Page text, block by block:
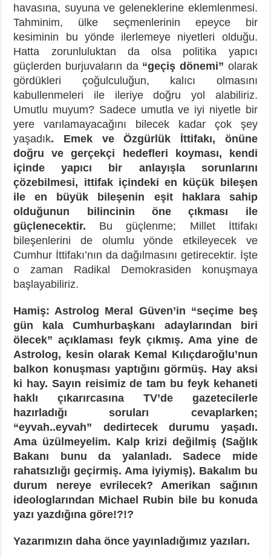
havasına, suyuna ve geleneklerine eklemlenmesi.
Tahminim, ülke seçmenlerinin epeyce bir
kesiminin bu yönde ilerlemeye niyetleri olduğu.
Hatta zorunluluktan da olsa politika yapıcı
güçlerden burjuvaların da “geçiş dönemi” olarak
gördükleri çoğulculuğun, kalıcı olmasını
kabullenmeleri ile ileriye doğru yol alabiliriz.
Umutlu muyum? Sadece umutla ve iyi niyetle bir
yere varılamayacağını bilecek kadar çok şey
yaşadık. Emek ve Özgürlük İttifakı, önüne
doğru ve gerçekçi hedefleri koyması, kendi
içinde yapıcı bir anlayışla sorunlarını
çözebilmesi, ittifak içindeki en küçük bileşen
ile en büyük bileşenin eşit haklara sahip
olduğunun bilincinin öne çıkması ile
güçlenecektir. Bu güçlenme; Millet İttifakı
bileşenlerini de olumlu yönde etkileyecek ve
Cumhur İttifakı’nın da dağılmasını getirecektir. İşte
o zaman Radikal Demokrasiden konuşmaya
başlayabiliriz.
Hamiş: Astrolog Meral Güven’in “seçime beş
gün kala Cumhurbaşkanı adaylarından biri
ölecek” açıklaması feyk çıkmış. Ama yine de
Astrolog, kesin olarak Kemal Kılıçdaroğlu’nun
balkon konuşması yaptığını görmüş. Hay aksi
ki hay. Sayın reisimiz de tam bu feyk kehaneti
haklı çıkarırcasına TV’de gazetecilerle
hazırladığı soruları cevaplarken;
“eyvah..eyvah” dedirtecek durumu yaşadı.
Ama üzülmeyelim. Kalp krizi değilmiş (Sağlık
Bakanı bunu da yalanladı. Sadece mide
rahatsızlığı geçirmiş. Ama iyiymiş). Bakalım bu
durum nereye evrilecek? Amerikan sağının
ideologlarından Michael Rubin bile bu konuda
yazı yazdığına göre!?!?
Yazarımızın daha önce yayınladığımız yazıları.